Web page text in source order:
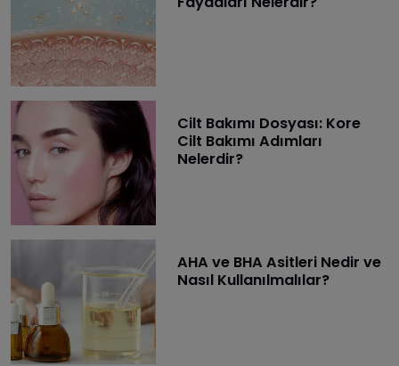
Cilt Bakımı Dosyası: Kore
Cilt Bakımı Adımları
Nelerdir?
AHA ve BHA Asitleri Nedir ve
Nasıl Kullanılmalılar?